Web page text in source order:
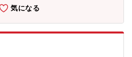
求心を持って業務に取り組む力・不
・自然豊かな環境で就業したい方、
ます。（2）部品生産中止に伴う代替
サンプルの製品評価、対策検討、金
チェック：構造系部品の設計に必要
」の管理業務を担っていただきま
生産ライン立ち上げ及び生産設備リプ
業務：生産ラインの新設及び改造案
気になる